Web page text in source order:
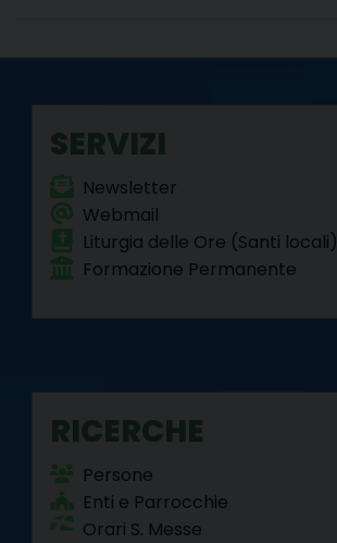
SERVIZI
Newsletter
Webmail
Liturgia delle Ore (Santi locali)
Formazione Permanente
RICERCHE
Persone
Enti e Parrocchie
Orari S. Messe